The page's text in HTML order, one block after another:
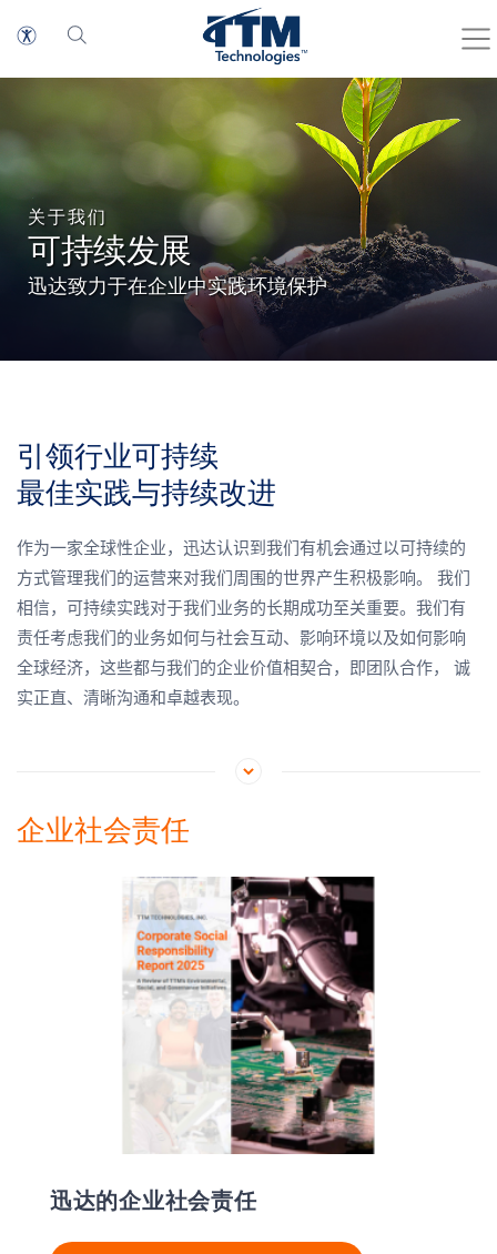
关于我们
可持续发展
迅达致力于在企业中实践环境保护
引领行业可持续
最佳实践与持续改进
作为一家全球性企业，迅达认识到我们有机会通过以可持续的
方式管理我们的运营来对我们周围的世界产生积极影响。
我们
相信，可持续实践对于我们业务的长期成功至关重要。我们有
责任考虑我们的业务如何与社会互动、影响环境以及如何影响
全球经济，这些都与我们的企业价值相契合，即团队合作，
诚
实正直、清晰沟通和卓越表现。
企业社会责任
迅达的企业社会责任